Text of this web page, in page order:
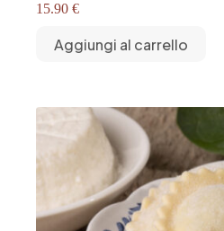
15.90 €
Aggiungi al carrello